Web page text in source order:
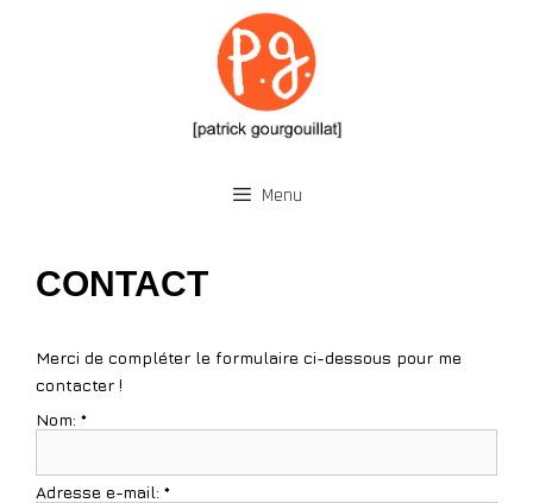
Menu
CONTACT
Merci de compléter le formulaire ci-dessous pour me
contacter !
Nom: *
Adresse e-mail: *